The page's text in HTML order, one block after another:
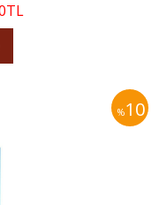
TL
%10